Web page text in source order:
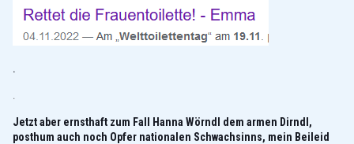
.
.
Jetzt aber ernsthaft zum Fall Hanna Wörndl dem armen Dirndl,
posthum auch noch Opfer nationalen Schwachsinns, mein Beileid